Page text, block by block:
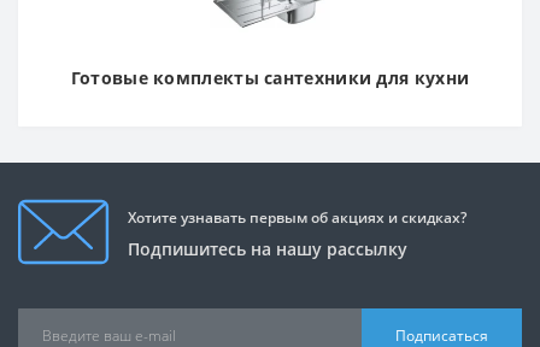
Готовые комплекты сантехники для кухни
Хотите узнавать первым об акциях и скидках?
Подпишитесь на нашу рассылку
Подписаться